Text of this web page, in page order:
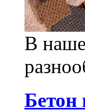
В наше
Бетон